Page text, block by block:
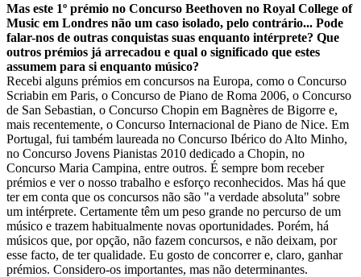
Mas este 1º prémio no Concurso Beethoven no Royal College of
Music em Londres não um caso isolado, pelo contrário... Pode
falar-nos de outras conquistas suas enquanto intérprete? Que
outros prémios já arrecadou e qual o significado que estes
assumem para si enquanto músico?
Recebi alguns prémios em concursos na Europa, como o Concurso
Scriabin em Paris, o Concurso de Piano de Roma 2006, o Concurso
de San Sebastian, o Concurso Chopin em Bagnères de Bigorre e,
mais recentemente, o Concurso Internacional de Piano de Nice. Em
Portugal, fui também laureada no Concurso Ibérico do Alto Minho,
no Concurso Jovens Pianistas 2010 dedicado a Chopin, no
Concurso Maria Campina, entre outros. É sempre bom receber
prémios e ver o nosso trabalho e esforço reconhecidos. Mas há que
ter em conta que os concursos não são "a verdade absoluta" sobre
um intérprete. Certamente têm um peso grande no percurso de um
músico e trazem habitualmente novas oportunidades. Porém, há
músicos que, por opção, não fazem concursos, e não deixam, por
esse facto, de ter qualidade. Eu gosto de concorrer e, claro, ganhar
prémios. Considero-os importantes, mas não determinantes.